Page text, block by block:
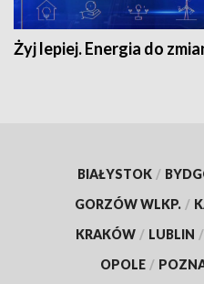
Żyj lepiej. Energia do
BIAŁYSTOK /
GORZÓW WLKP. /
KRAKÓW / LUBLIN /
OPOLE /